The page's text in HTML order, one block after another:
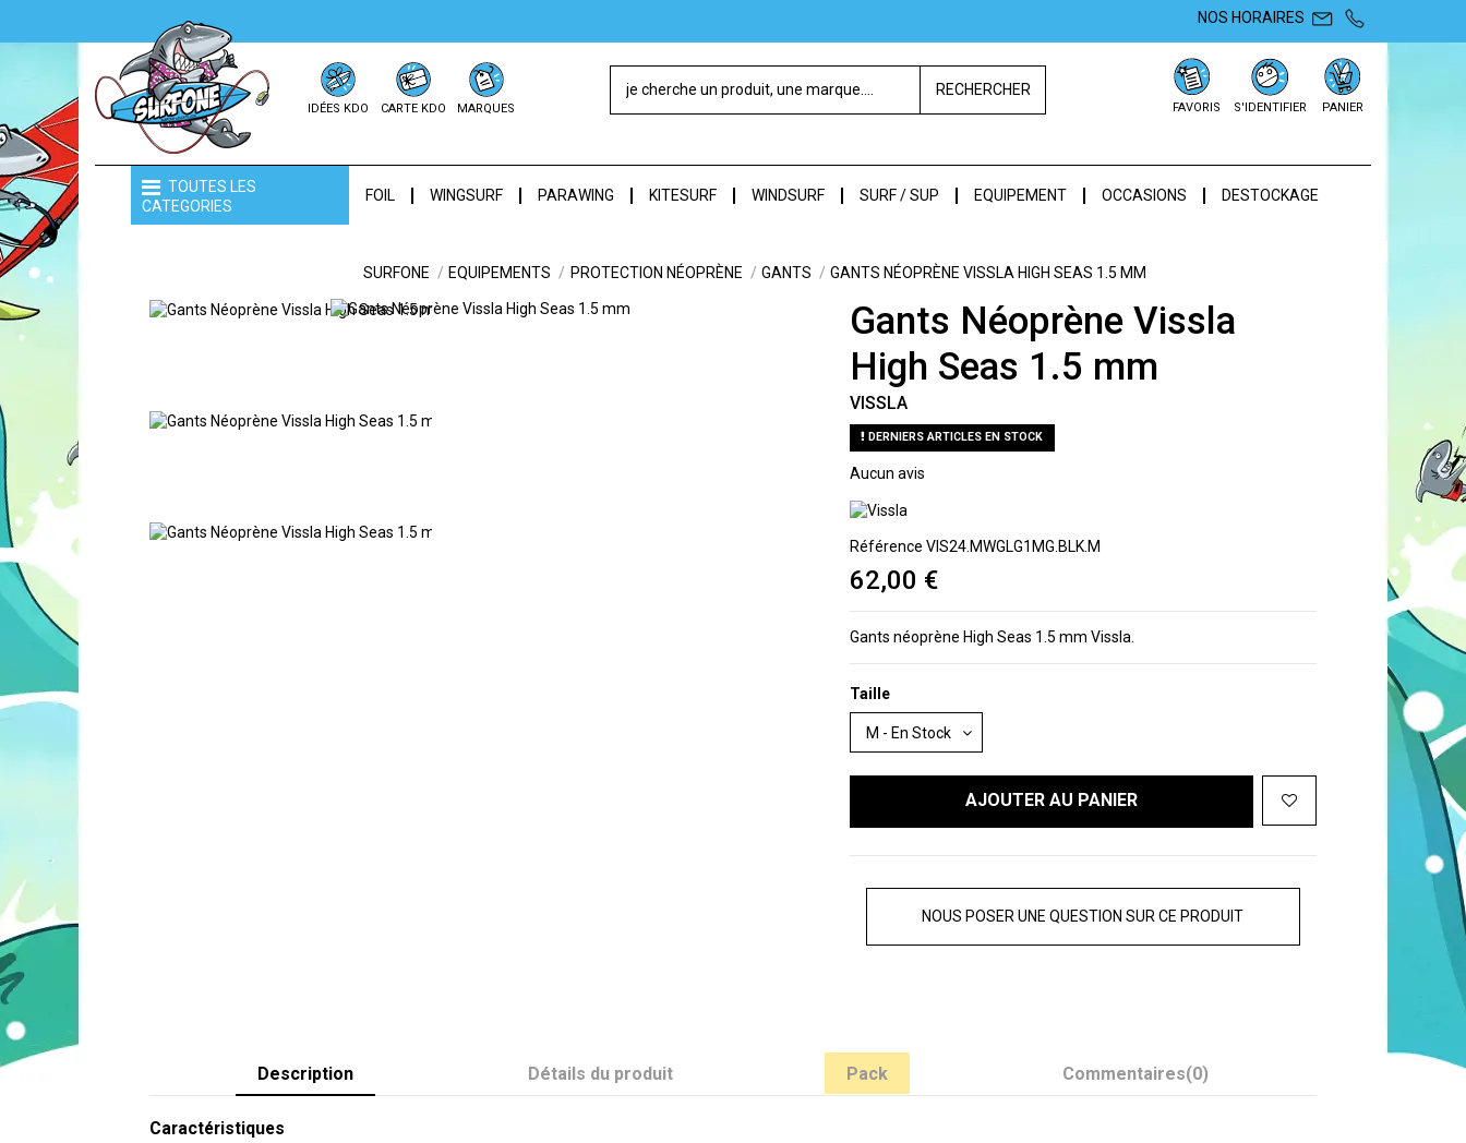
NOS HORAIRES
IDÉES KDO CARTE KDO MARQUES
RECHERCHER
FAVORIS S'IDENTIFIER PANIER
TOUTES LES
CATEGORIES
FOIL WINGSURF PARAWING KITESURF WINDSURF SURF / SUP EQUIPEMENT OCCASIONS DESTOCKAGE
SURFONE EQUIPEMENTS PROTECTION NÉOPRÈNE GANTS GANTS NÉOPRÈNE VISSLA HIGH SEAS 1.5 MM
Gants Néoprène Vissla
High Seas 1.5 mm
VISSLA
DERNIERS ARTICLES EN STOCK
Aucun avis
Référence VIS24.MWGLG1MG.BLK.M
62,00 €
Gants néoprène High Seas 1.5 mm Vissla.
Taille
AJOUTER AU PANIER
NOUS POSER UNE QUESTION SUR CE PRODUIT
Description Détails du produit Pack Commentaires(0)
Caractéristiques